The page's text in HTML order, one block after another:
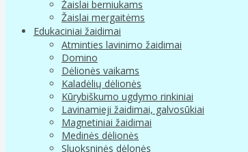
Žaislai berniukams
Žaislai mergaitėms
Edukaciniai žaidimai
Atminties lavinimo žaidimai
Domino
Dėlionės vaikams
Kaladėlių dėlionės
Kūrybiškumo ugdymo rinkiniai
Lavinamieji žaidimai, galvosūkiai
Magnetiniai žaidimai
Medinės dėlionės
Sluoksninės dėlonės